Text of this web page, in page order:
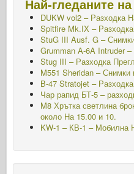
Най-гледаните
DUKW vol2 – Разходка
Spitfire Mk.IX –
StuG III Ausf. G –
Grumman A-6A Intruder
Stug III – Разходка
M551 Sheridan –
B-47 Stratojet –
Чар рапид БТ-5 –
M8 Хрътка светлина
около На 15.00 и 10.
KW-1 – КВ-1 – Мобилна